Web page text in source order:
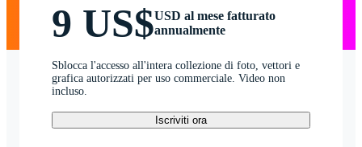
9 US$USD al mese fatturato
annualmente
Sblocca l'accesso all'intera collezione di foto, vettori e
grafica autorizzati per uso commerciale. Video non
incluso.
Iscriviti ora